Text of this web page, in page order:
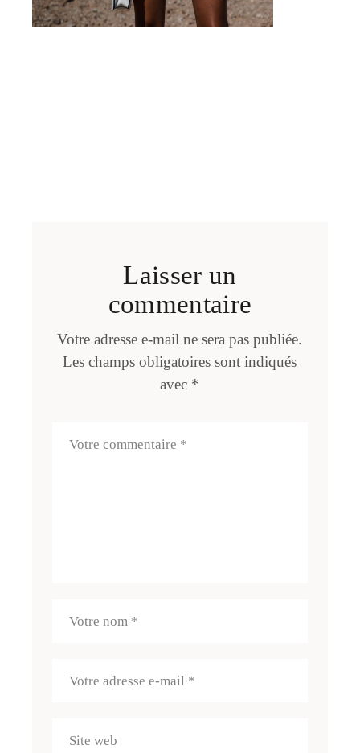
Laisser un
commentaire
Votre adresse e-mail ne sera pas publiée.
Les champs obligatoires sont indiqués
avec *